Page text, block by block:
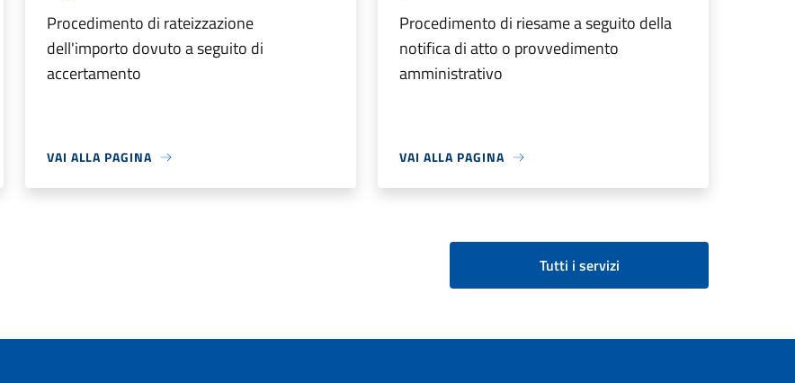
Procedimento di rateizzazione
dell'importo dovuto a seguito di
accertamento
VAI ALLA PAGINA
Procedimento di riesame a seguito della
notifica di atto o provvedimento
amministrativo
VAI ALLA PAGINA
Tutti i servizi